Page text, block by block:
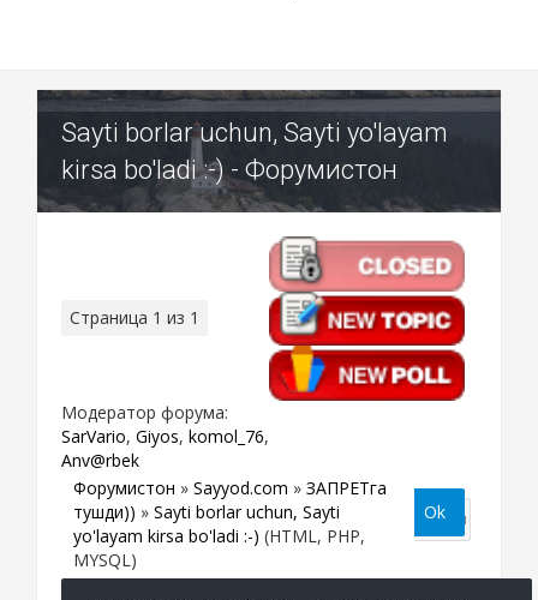
Sayti borlar uchun, Sayti yo'layam
kirsa bo'ladi :-) - Форумистон
Страница 1 из 1
Модератор форума:
SarVario, Giyos, komol_76,
Anv@rbek
Форумистон » Sayyod.com » ЗАПРЕТга
тушди)) » Sayti borlar uchun, Sayti
yo'layam kirsa bo'ladi :-) (HTML, PHP,
MYSQL)